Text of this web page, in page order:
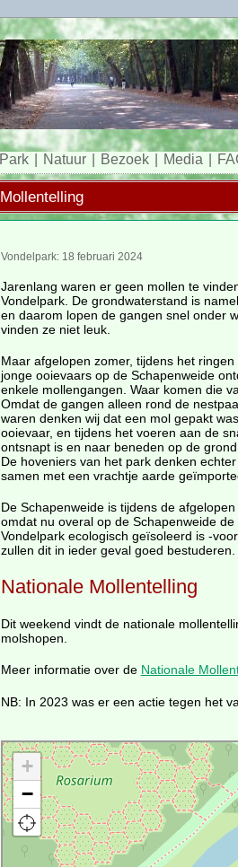
Park Natuur Bezoek Media
Mollentelling
Vondelpark: 18 februari 2024
Jarenlang waren er geen mollen te
Vondelpark. De grondwaterstand is
en daarom lopen de gangen snel onder
vinden ze niet leuk.
Maar afgelopen zomer, tijdens het ringen
jonge ooievaars op de Schapenweide
enkele mollengangen. Waar komen die
Omdat de gangen alleen rond de
waren denken wij dat een mol gepakt
ooievaar, en tijdens het voeren aan de
ontsnapt is en naar beneden op de
De hoveniers van het park denken
samen met een vrachtje aarde
De Schapenweide is tijdens de
omdat nu overal op de Schapenweide
Vondelpark ecologisch geïsoleerd is -
zullen dit in ieder geval goed bestuderen.
Nationale Mollentelling
Dit weekend vindt de nationale
molshopen.
Meer informatie over de Nationale
NB: In 2023 was er een actie tegen het